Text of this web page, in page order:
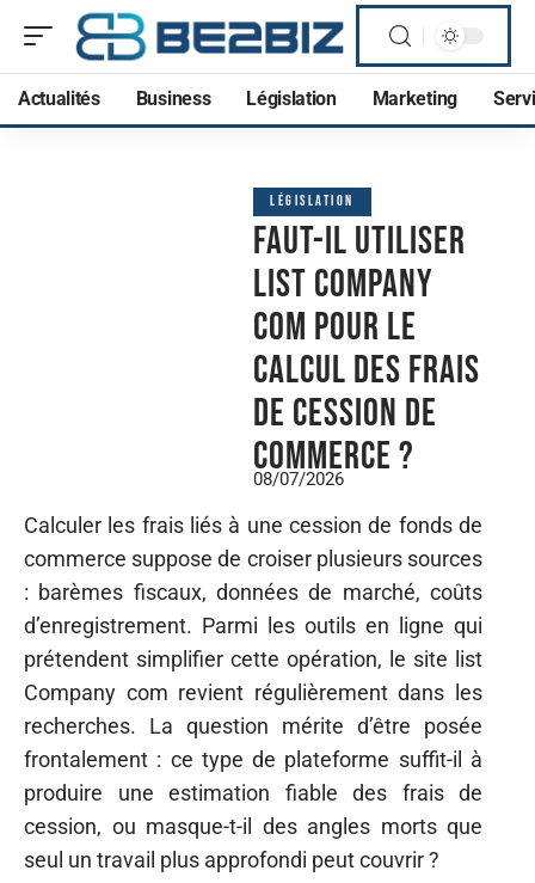
Actualités Business Législation Marketing
LÉGISLATION
Faut-il utiliser
list Company
com pour le
calcul des frais
de cession de
commerce ?
08/07/2026
Calculer les frais liés à une cession de fonds de
commerce suppose de croiser plusieurs sources
: barèmes fiscaux, données de marché, coûts
d’enregistrement. Parmi les outils en ligne qui
prétendent simplifier cette opération, le site list
Company com revient régulièrement dans les
recherches. La question mérite d’être posée
frontalement : ce type de plateforme suffit-il à
produire une estimation fiable des frais de
cession, ou masque-t-il des angles morts que
seul un travail plus approfondi peut couvrir ?